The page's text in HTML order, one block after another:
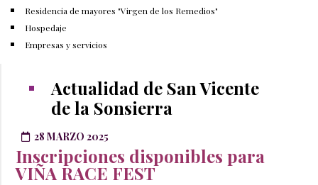
Residencia de mayores "Virgen de los Remedios"
Hospedaje
Empresas y servicios
Actualidad de San Vicente
de la Sonsierra
28 MARZO 2025
Inscripciones disponibles para
VIÑA RACE FEST